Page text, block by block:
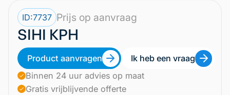
ID:7737 Prijs op aanvraag
SIHI KPH
Product aanvragen
Ik heb een vraag
Binnen 24 uur advies op maat
Gratis vrijblijvende offerte